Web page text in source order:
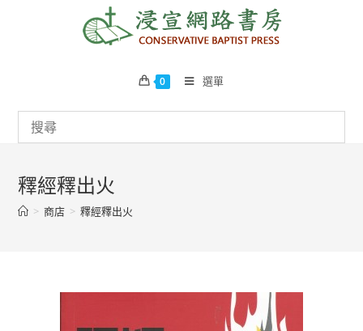
0 選單
釋經釋出火
> 商店 > 釋經釋出火